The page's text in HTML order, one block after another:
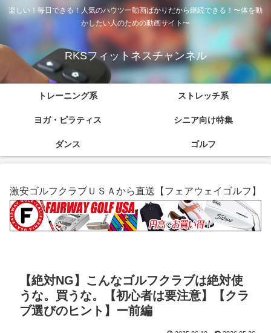
楽しい！毎日できる！人気のハウツー動画ばかりだから継続できる！〜体を動
かしたい人のための動画サイト〜
RKSフィットネスチャンネル
トレーニング系 ストレッチ系
ヨガ・ピラティス シニア向け特集
ダンス ゴルフ
激安ゴルフクラブＵＳＡから直送【フェアウェイゴルフ】
【絶対NG】こんなゴルフクラブは絶対使
うな。買うな。【初心者は要注意】【クラ
ブ選びのヒント】ー前編